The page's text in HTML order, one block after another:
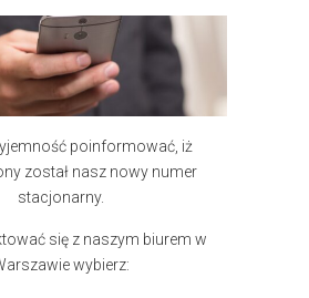
poinformować, iż
został nasz nowy numer
stacjonarny.
się z naszym biurem w
wybierz: